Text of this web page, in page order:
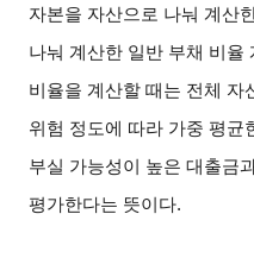
자본을 자산으로 나눠 계산
나눠 계산한 일반 부채 비율
비율을 계산할 때는 전체 자
위험 정도에 따라 가중 평균
부실 가능성이 높은 대출금
평가한다는 뜻이다.